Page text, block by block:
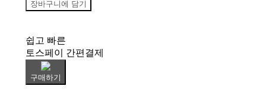
장바구니에 담기
쉽고 빠른
토스페이 간편결제
구매하기